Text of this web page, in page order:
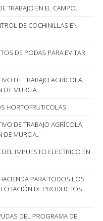
TRABAJO EN EL CAMPO.
DE COCHINILLAS EN
DE PODAS PARA EVITAR
DE TRABAJO AGRÍCOLA,
DE MURCIA
HORTOFRUTICOLAS
DE TRABAJO AGRÍCOLA,
DE MURCIA.
IMPUESTO ELECTRICO EN
PARA TODOS LOS
DE PRODUCTOS
DEL PROGRAMA DE